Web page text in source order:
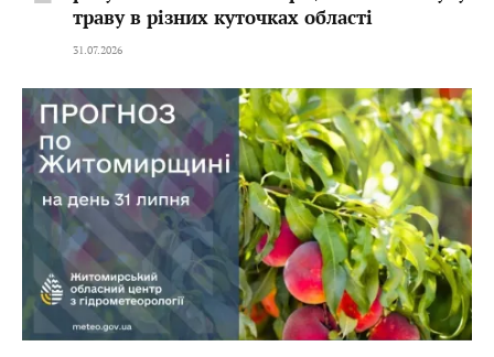
траву в різних куточках області
31.07.2026